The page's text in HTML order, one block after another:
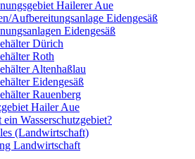
Hailerer Aue
Aufbereitungsanlage Eidengesäß
Eidengesäß
Dürich
Roth
Altenhaßlau
Eidengesäß
Rauenberg
Hailer Aue
ein Wasserschutzgebiet?
(Landwirtschaft)
Landwirtschaft